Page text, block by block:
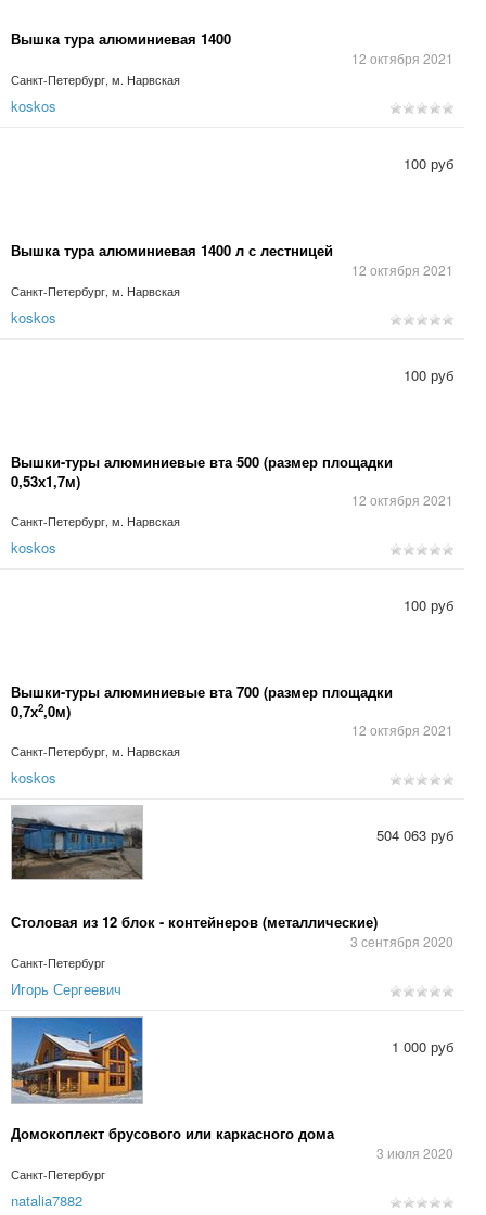
Вышка тура алюминиевая 1400
12 октября 2021
Санкт-Петербург, м. Нарвская
koskos
Вышка тура алюминиевая 1400 л с лестницей
12 октября 2021
Санкт-Петербург, м. Нарвская
100 руб
koskos
Вышки-туры алюминиевые вта 500 (размер площадки
0,53х1,7м)
12 октября 2021
Санкт-Петербург, м. Нарвская
100 руб
koskos
Вышки-туры алюминиевые вта 700 (размер площадки
0,7х2,0м)
12 октября 2021
Санкт-Петербург, м. Нарвская
100 руб
koskos
Столовая из 12 блок - контейнеров (металлические)
3 сентября 2020
Санкт-Петербург
504 063 руб
Игорь Сергеевич
Домокоплект брусового или каркасного дома
3 июля 2020
Санкт-Петербург
1 000 руб
natalia7882